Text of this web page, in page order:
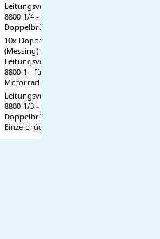
Leitungsverbinder
8800.1/4 - Typ 3/0 (3
Doppelbrücken)
10x Doppelbrücken
(Messing) f.
Leitungsverbinder
8800.1 - für Mokick +
Motorrad
Leitungsverbinder
8800.1/3 - Typ 2/4 (2
Doppelbrücken + 4
Einzelbrücken)